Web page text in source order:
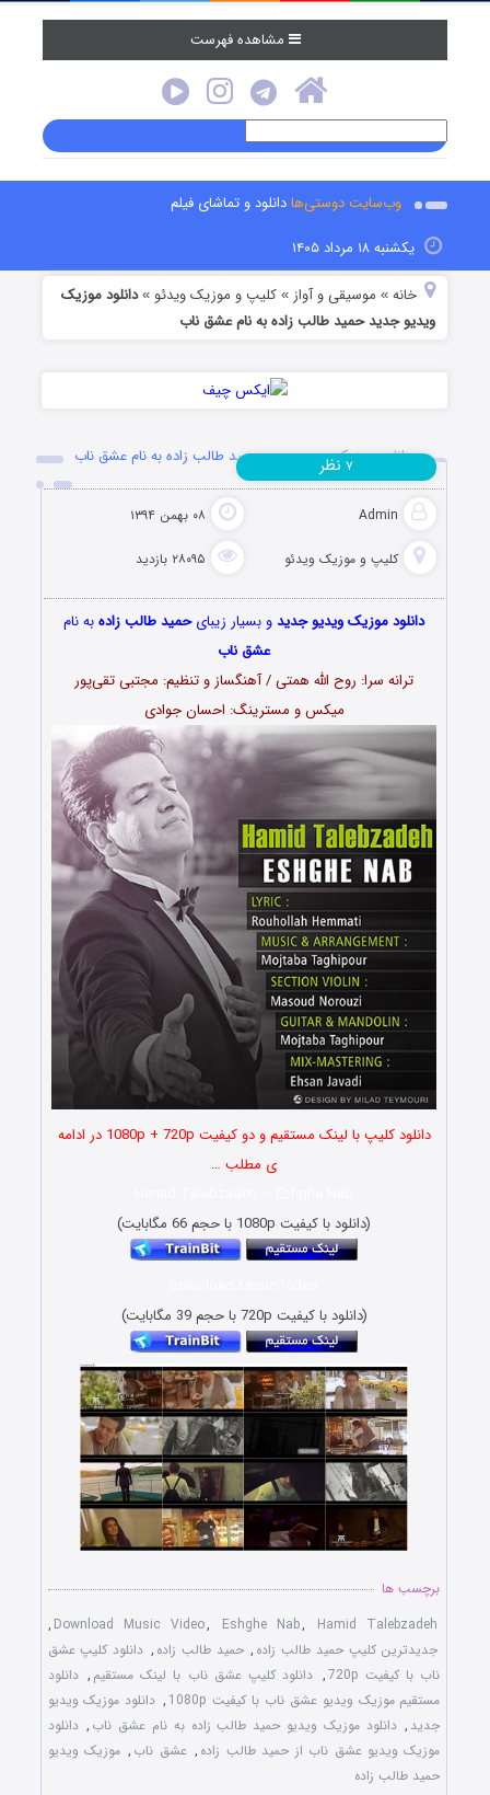
مشاهده فهرست
وب‌سایت دوستی‌هادانلود و تماشای فیلم
یکشنبه ۱۸ مرداد ۱۴۰۵
خانه » موسیقی و آواز »کلیپ و موزیک ویدئو »دانلود موزیک
ویدیو جدید حمید طالب زاده به نام عشق ناب
دانلود موزیک ویدیو جدید حمید طالب زاده به نام عشق ناب
Admin ۰۸ بهمن ۱۳۹۴
کلیپ و موزیک ویدئو ۲۸۰۹۵ بازدید
۷ نظر
دانلود موزیک ویدیو جدیدو بسیار زیبایحمید طالب زادهبه نام
عشق ناب
ترانه سرا: روح الله همتی / آهنگساز و تنظیم: مجتبی تقی‌پور
میکس و مسترینگ: احسان جوادی
دانلود کلیپ با لینک مستقیم و دو کیفیت 1080p + 720p در ادامه
ی مطلب …
(دانلود با کیفیت 1080p با حجم 66 مگابایت)
(دانلود با کیفیت 720p با حجم 39 مگابایت)
برچسب ها
Download Music Video, Eshghe Nab, Hamid Talebzadeh
,
جدیدترین کلیپ حمید طالب زاده , حمید طالب زاده , دانلود کلیپ عشق
ناب با کیفیت 720p
, دانلود کلیپ عشق ناب با لینک مستقیم , دانلود
مستقیم موزیک ویدیو عشق ناب با کیفیت 1080p
, دانلود موزیک ویدیو
جدید , دانلود موزیک ویدیو حمید طالب زاده به نام عشق ناب , دانلود
موزیک ویدیو عشق ناب از حمید طالب زاده , عشق ناب , موزیک ویدیو
حمید طالب زاده